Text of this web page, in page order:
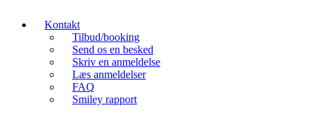
Kontakt
Tilbud/booking
Send os en besked
Skriv en anmeldelse
Læs anmeldelser
FAQ
Smiley rapport